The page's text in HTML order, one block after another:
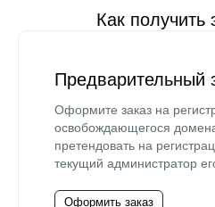
Как получить
Предварительный
Оформите заказ на
освобождающегося
претендовать на
текущий администратор
Оформить заказ